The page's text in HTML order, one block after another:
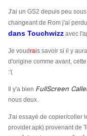
J'ai un GS2 depuis peu sous
changeant de Rom j'ai
dans Touchwizz avec
Je voudrais savoir si il y
d'origine comme avant,
:'(
Il y'a bien FullScreen
nous deux.
J'ai essayé de copier/coller
provider.apk) provenant de